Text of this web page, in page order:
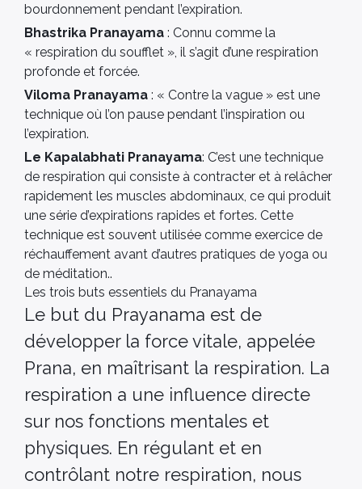
bourdonnement pendant l’expiration.
Bhastrika Pranayama : Connu comme la
« respiration du soufflet », il s’agit d’une respiration
profonde et forcée.
Viloma Pranayama : « Contre la vague » est une
technique où l’on pause pendant l’inspiration ou
l’expiration.
Le Kapalabhati Pranayama: C’est une technique
de respiration qui consiste à contracter et à relâcher
rapidement les muscles abdominaux, ce qui produit
une série d’expirations rapides et fortes. Cette
technique est souvent utilisée comme exercice de
réchauffement avant d’autres pratiques de yoga ou
de méditation..
Les trois buts essentiels du Pranayama
Le but du Prayanama est de
développer la force vitale, appelée
Prana, en maîtrisant la respiration. La
respiration a une influence directe
sur nos fonctions mentales et
physiques. En régulant et en
contrôlant notre respiration, nous